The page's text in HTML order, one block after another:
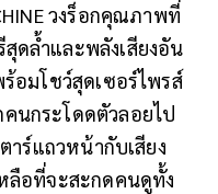
วงร็อกคุณภาพที่
ดล้ำและพลังเสียงอัน
ร้อมโชว์สุดเซอร์ไพรส์
นกระโดดตัวลอยไป
าร์แถวหน้ากับเสียง
ลือที่จะสะกดคนดูทั้ง